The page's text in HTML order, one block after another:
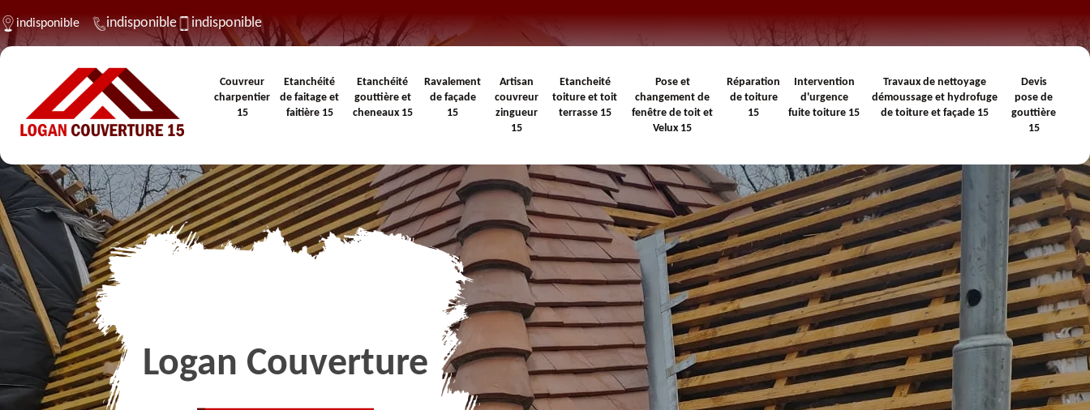
indisponible indisponible indisponible
Couvreur
charpentier
15
Etanchéité
de faitage et
faitière 15
Etanchéité
gouttière et
cheneaux 15
Ravalement
de façade
15
Artisan
couvreur
zingueur
15
Etancheité
toiture et toit
terrasse 15
Pose et
changement de
fenêtre de toit et
Velux 15
Réparation
de toiture
15
Intervention
d'urgence
fuite toiture 15
Travaux de nettoyage
démoussage et hydrofuge
de toiture et façade 15
Devis
pose de
gouttière
15
Logan Couverture